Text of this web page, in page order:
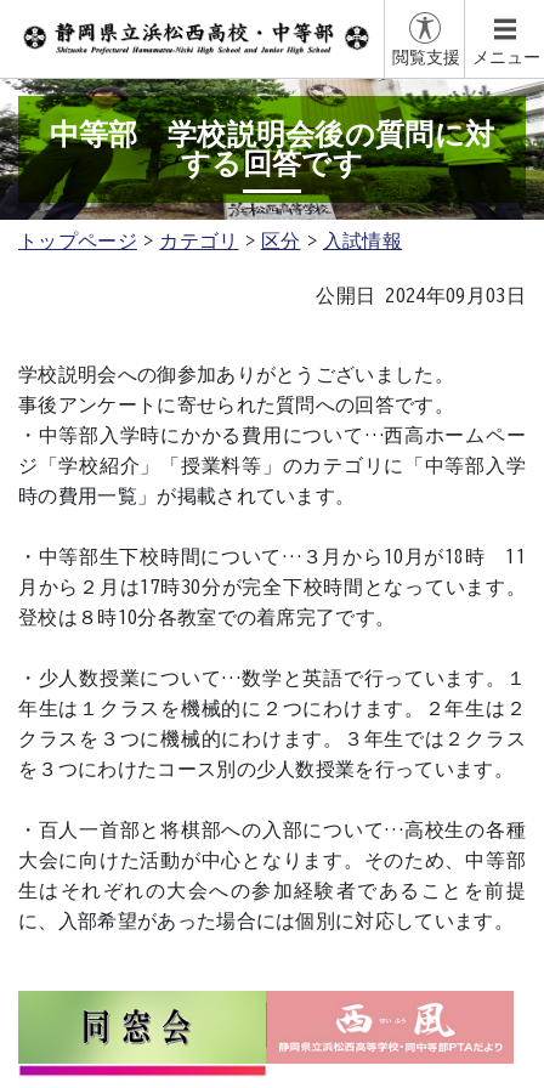
閲覧支援 メニュー
中等部 学校説明会後の質問に対
する回答です
トップページ カテゴリ 区分 入試情報
公開日 2024年09月03日
学校説明会への御参加ありがとうございました。
事後アンケートに寄せられた質問への回答です。
・中等部入学時にかかる費用について…西高ホームペー
ジ「学校紹介」「授業料等」のカテゴリに「中等部入学
時の費用一覧」が掲載されています。
・中等部生下校時間について…３月から10月が18時 11
月から２月は17時30分が完全下校時間となっています。
登校は８時10分各教室での着席完了です。
・少人数授業について…数学と英語で行っています。１
年生は１クラスを機械的に２つにわけます。２年生は２
クラスを３つに機械的にわけます。３年生では２クラス
を３つにわけたコース別の少人数授業を行っています。
・百人一首部と将棋部への入部について…高校生の各種
大会に向けた活動が中心となります。そのため、中等部
生はそれぞれの大会への参加経験者であることを前提
に、入部希望があった場合には個別に対応しています。